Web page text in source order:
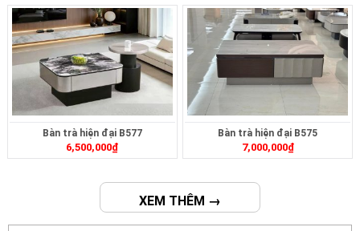
Bàn trà hiện đại B577
6,500,000₫
Bàn trà hiện đại B575
7,000,000₫
XEM THÊM →